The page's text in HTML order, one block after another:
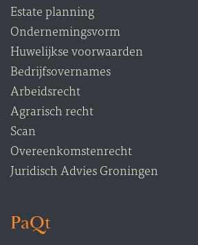
Estate planning
Ondernemingsvorm
Huwelijkse voorwaarden
Bedrijfsovernames
Arbeidsrecht
Agrarisch recht
Scan
Overeenkomstenrecht
Juridisch Advies Groningen
PaQt